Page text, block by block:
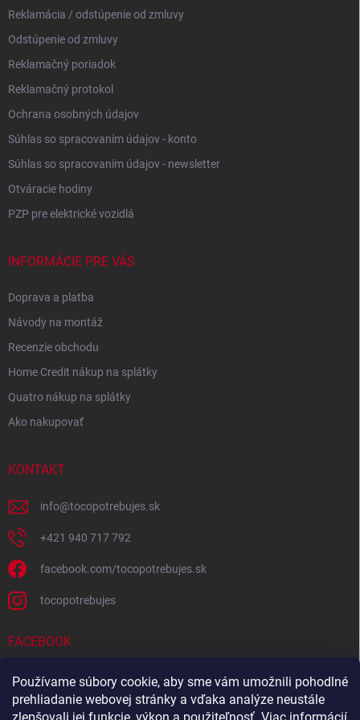
Používame súbory cookie, aby sme vám umožnili pohodlné
prehliadanie webovej stránky a vďaka analýze neustále
Reklamácia / odstúpenie od zmluvy
Odstúpenie od zmluvy
Reklamačný poriadok
Reklamačný protokol
Ochrana osobných údajov
Súhlas so spracovaním údajov - konto
Súhlas so spracovaním údajov - newsletter
Otváracie hodiny
PZP pre elektrické vozidlá
INFORMÁCIE PRE VÁS
Doprava a platba
Návody na montáž
Recenzie obchodu
Home Credit nákup na splátky
Quatro nákup na splátky
Ako nakupovať
KONTAKT
info@tocopotrebujes.sk
+421 940 717 792
facebook.com/tocopotrebujes.sk
tocopotrebujes
FACEBOOK